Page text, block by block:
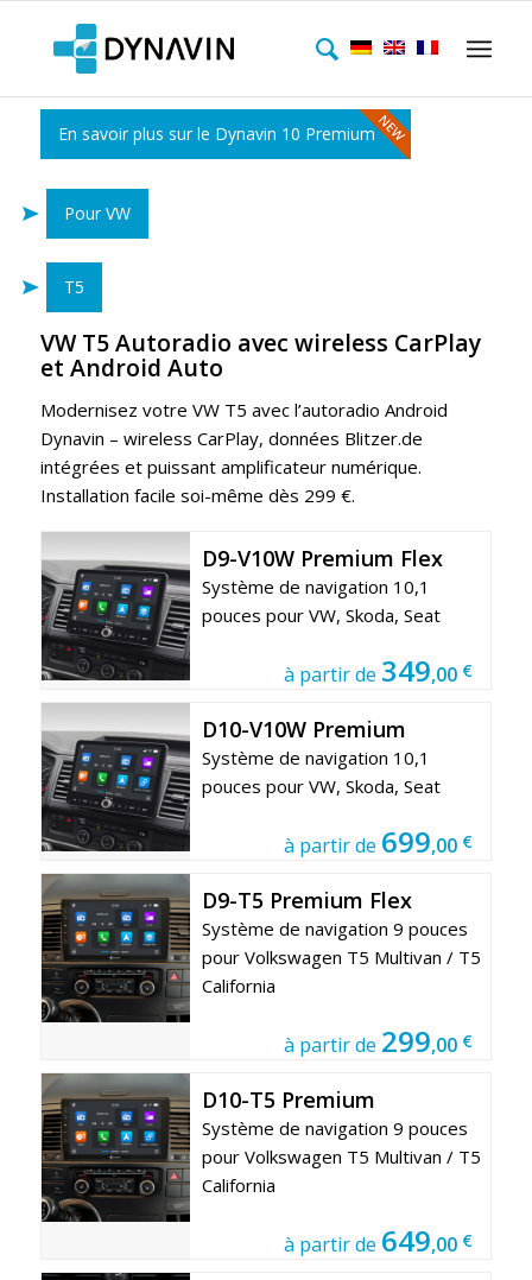
En savoir plus sur le Dynavin 10 Premium
Pour VW
T5
VW T5 Autoradio avec wireless CarPlay
et Android Auto
Modernisez votre VW T5 avec l’autoradio Android
Dynavin – wireless CarPlay, données Blitzer.de
intégrées et puissant amplificateur numérique.
Installation facile soi-même dès 299 €.
D9-V10W Premium Flex
Système de navigation 10,1
pouces pour VW, Skoda, Seat
à partir de 349,00 €
D10-V10W Premium
Système de navigation 10,1
pouces pour VW, Skoda, Seat
à partir de 699,00 €
D9-T5 Premium Flex
Système de navigation 9 pouces
pour Volkswagen T5 Multivan / T5
California
à partir de 299,00 €
D10-T5 Premium
Système de navigation 9 pouces
pour Volkswagen T5 Multivan / T5
California
à partir de 649,00 €